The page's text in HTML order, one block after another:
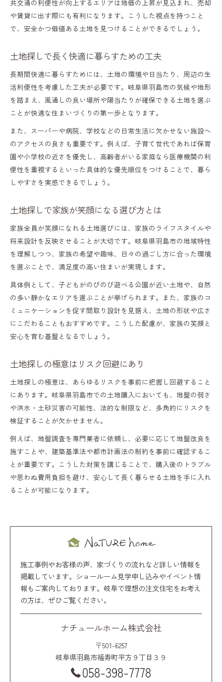
共交通の利便性が向上するエリアは地価の上昇が見込まれ、売却
や賃貸に出す際にも有利になります。こうした視点を持つこと
で、安全かつ価値ある土地を見つけることができるでしょう。
土地探しで長く快適に暮らすための工夫
長期間快適に暮らすためには、土地の環境や日当たり、周辺の生
活利便性を考慮した工夫が必要です。岐阜県羽島市の気候や地形
を踏まえ、風通しの良い場所や陽当たりが確保できる土地を選ぶ
ことが快適な住まいづくりの第一歩となります。
また、スーパーや病院、学校などの日常生活に欠かせない施設へ
のアクセスの良さも重要です。例えば、子育て世代であれば保育
園や小学校の近さを優先し、高齢者がいる家庭なら医療機関の利
便性を重視するといった具体的な優先順位をつけることで、暮ら
しやすさを実感できるでしょう。
土地探しで家族が笑顔になる選び方とは
家族全員が笑顔になれる土地選びには、家族のライフスタイルや
将来設計を反映させることが大切です。岐阜県羽島市の地域特性
を理解しつつ、家族の希望や趣味、日々の過ごし方に合った環境
を選ぶことで、満足度の高い住まいが実現します。
具体例として、子どもがのびのび遊べる公園が近い土地や、自然
の多い静かなエリアを選ぶことが挙げられます。また、家族のコ
ミュニケーションを促す間取り設計を見据え、土地の形状や広さ
にこだわることもおすすめです。こうした配慮が、家族の笑顔と
安心を育む基盤となるでしょう。
土地探しの極意はリスク回避にあり
土地探しの極意は、あらゆるリスクを事前に把握し回避すること
にあります。岐阜県羽島市での土地購入においても、地盤の弱さ
や洪水・土砂災害の可能性、法的な制限など、多角的にリスクを
検証することが欠かせません。
例えば、地盤調査を専門業者に依頼し、必要に応じて地盤改良を
施すことや、建築基準法や都市計画法の制約を事前に確認するこ
とが重要です。こうした対策を講じることで、購入後のトラブル
や思わぬ費用負担を避け、安心して長く暮らせる土地を手に入れ
ることが可能になります。
施工事例やお客様の声、家づくりの流れなど詳しい情報を
掲載しています。ショールーム見学申し込みやイベント情
報もご案内しております。岐阜で理想の注文住宅をお考え
の方は、ぜひご覧ください。
ナチュールホーム株式会社
〒501-6257
岐阜県羽島市福寿町平方９丁目３９
058-398-7778